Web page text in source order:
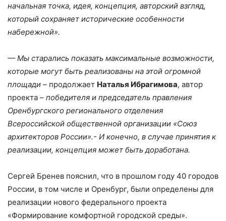
начальная точка, идея, концепция, авторский взгляд,
который сохраняет исторические особенности
набережной».
— Мы старались показать максимальные возможности,
которые могут быть реализованы на этой огромной
площади – продолжает Наталья Ибрагимова, автор
проекта – победителя и председатель правления
Оренбургского регионального отделения
Всероссийской общественной организации «Союз
архитекторов России».- И конечно, в случае принятия к
реализации, концепция может быть доработана.
Сергей Бренев пояснил, что в прошлом году 40 городов
России, в том числе и Оренбург, были определены для
реализации нового федерального проекта
«Формирование комфортной городской среды».